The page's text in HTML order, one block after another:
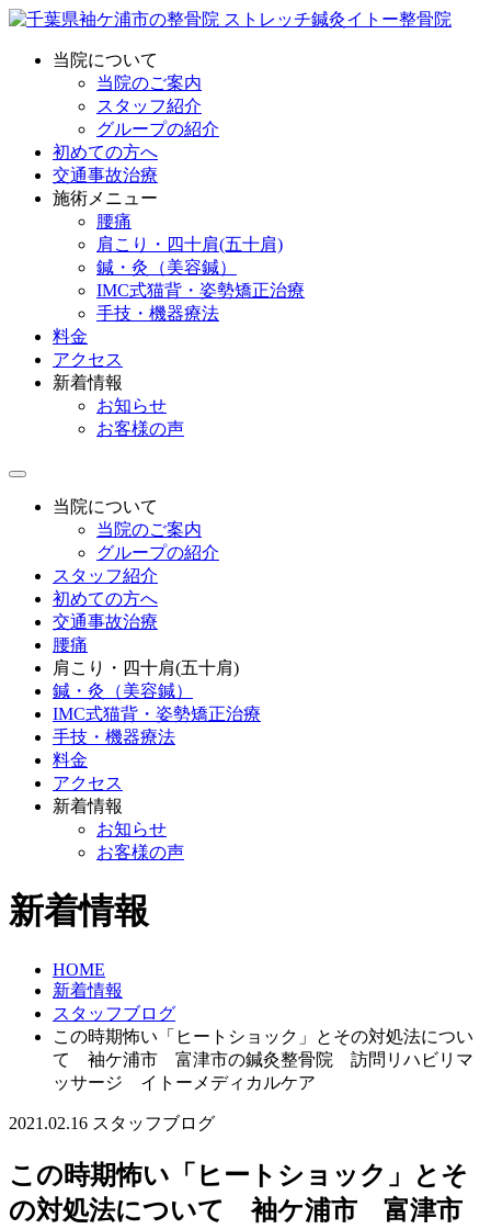
当院について
当院のご案内
スタッフ紹介
グループの紹介
初めての方へ
交通事故治療
施術メニュー
腰痛
肩こり・四十肩(五十肩)
鍼・灸（美容鍼）
IMC式猫背・姿勢矯正治療
手技・機器療法
料金
アクセス
新着情報
お知らせ
お客様の声
当院について
当院のご案内
グループの紹介
スタッフ紹介
初めての方へ
交通事故治療
腰痛
肩こり・四十肩(五十肩)
鍼・灸（美容鍼）
IMC式猫背・姿勢矯正治療
手技・機器療法
料金
アクセス
新着情報
お知らせ
お客様の声
新着情報
HOME
新着情報
スタッフブログ
この時期怖い「ヒートショック」とその対処法につい
て 袖ケ浦市 富津市の鍼灸整骨院 訪問リハビリマ
ッサージ イトーメディカルケア
2021.02.16 スタッフブログ
この時期怖い「ヒートショック」とそ
の対処法について 袖ケ浦市 富津市